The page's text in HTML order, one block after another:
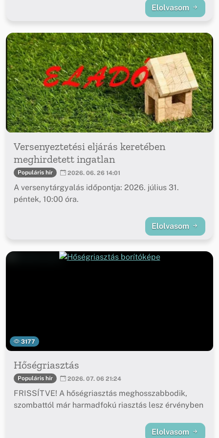
Elolvasom
Versenyeztetési eljárás keretében
meghirdetett ingatlan
Populáris hír 2026. 06. 26 14:01
A versenytárgyalás időpontja: 2026. július 31.
péntek, 10:00 óra.
Elolvasom
3177
Hőségriasztás
Populáris hír 2026. 07. 06 21:24
FRISSÍTVE! A hőségriasztás meghosszabbodik,
szombattól már harmadfokú riasztás lesz érvényben
Elolvasom